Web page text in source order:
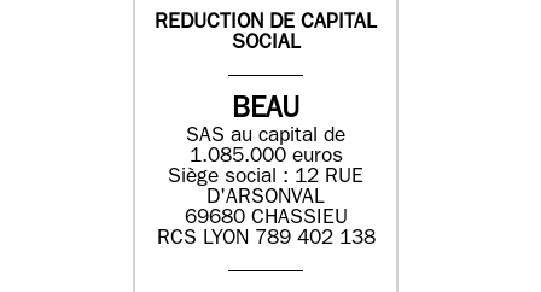
REDUCTION DE CAPITAL
SOCIAL
BEAU
SAS au capital de
1.085.000 euros
Siège social : 12 RUE
D'ARSONVAL
69680 CHASSIEU
RCS LYON 789 402 138